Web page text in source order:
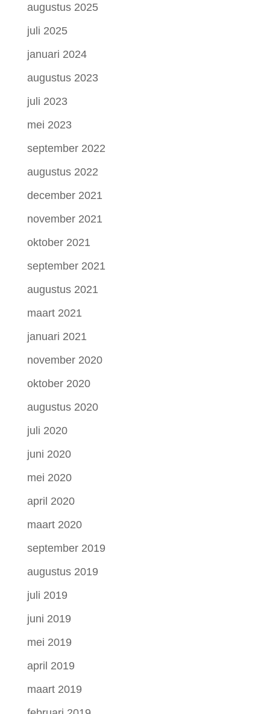
augustus 2025
juli 2025
januari 2024
augustus 2023
juli 2023
mei 2023
september 2022
augustus 2022
december 2021
november 2021
oktober 2021
september 2021
augustus 2021
maart 2021
januari 2021
november 2020
oktober 2020
augustus 2020
juli 2020
juni 2020
mei 2020
april 2020
maart 2020
september 2019
augustus 2019
juli 2019
juni 2019
mei 2019
april 2019
maart 2019